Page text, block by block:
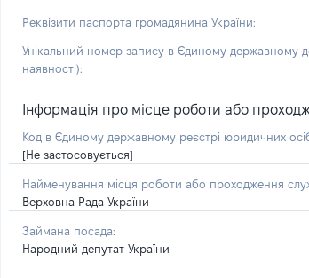
Реквізити паспорта громадянина України:
Унікальний номер запису в Єдиному державному
наявності):
Інформація про місце роботи або
Код в Єдиному державному реєстрі юридичних
[Не застосовується]
Найменування місця роботи або проходження
Верховна Рада України
Займана посада:
Народний депутат України